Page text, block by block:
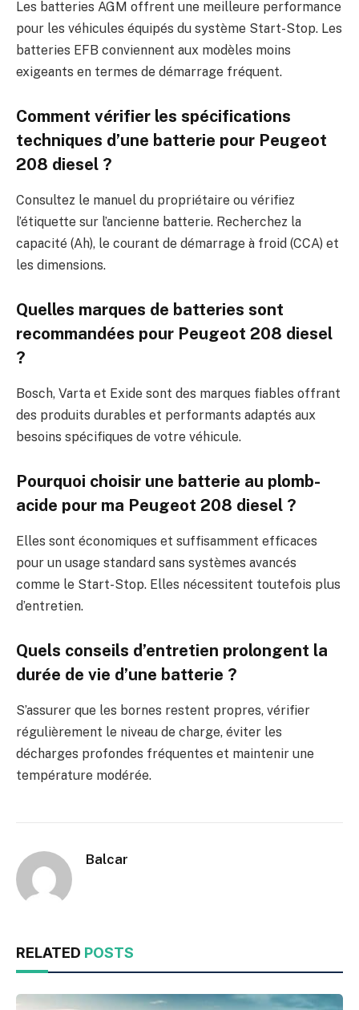
Les batteries AGM offrent une meilleure performance
pour les véhicules équipés du système Start-Stop. Les
batteries EFB conviennent aux modèles moins
exigeants en termes de démarrage fréquent.
Comment vérifier les spécifications
techniques d’une batterie pour Peugeot
208 diesel ?
Consultez le manuel du propriétaire ou vérifiez
l’étiquette sur l’ancienne batterie. Recherchez la
capacité (Ah), le courant de démarrage à froid (CCA) et
les dimensions.
Quelles marques de batteries sont
recommandées pour Peugeot 208 diesel
?
Bosch, Varta et Exide sont des marques fiables offrant
des produits durables et performants adaptés aux
besoins spécifiques de votre véhicule.
Pourquoi choisir une batterie au plomb-
acide pour ma Peugeot 208 diesel ?
Elles sont économiques et suffisamment efficaces
pour un usage standard sans systèmes avancés
comme le Start-Stop. Elles nécessitent toutefois plus
d’entretien.
Quels conseils d’entretien prolongent la
durée de vie d’une batterie ?
S’assurer que les bornes restent propres, vérifier
régulièrement le niveau de charge, éviter les
décharges profondes fréquentes et maintenir une
température modérée.
Balcar
RELATED POSTS